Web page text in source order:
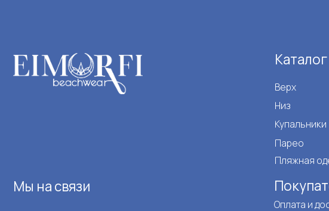
Оплата и доставка
Контакты
Оптовым покупателям
Публичная оферта
ОГРНИП: 326385000023052 ИНН: 380405888979
mail@eimorfi.ru
+7 (950 )145-77-33